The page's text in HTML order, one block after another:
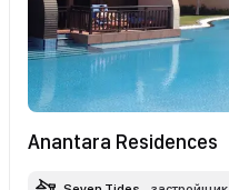
Anantara Residences